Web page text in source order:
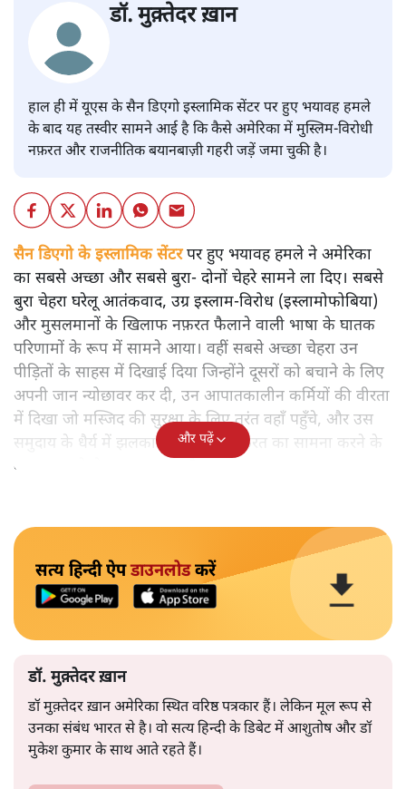
डॉ. मुक़्तेदर ख़ान
हाल ही में यूएस के सैन डिएगो इस्लामिक सेंटर पर हुए भयावह हमले
के बाद यह तस्वीर सामने आई है कि कैसे अमेरिका में मुस्लिम-विरोधी
नफ़रत और राजनीतिक बयानबाज़ी गहरी जड़ें जमा चुकी है।
सैन डिएगो के इस्लामिक सेंटरपर हुए भयावह हमले ने अमेरिका
का सबसे अच्छा और सबसे बुरा- दोनों चेहरे सामने ला दिए। सबसे
बुरा चेहरा घरेलू आतंकवाद, उग्र इस्लाम-विरोध (इस्लामोफोबिया)
और मुसलमानों के खिलाफ नफ़रत फैलाने वाली भाषा के घातक
परिणामों के रूप में सामने आया। वहीं सबसे अच्छा चेहरा उन
पीड़ितों के साहस में दिखाई दिया जिन्होंने दूसरों को बचाने के लिए
अपनी जान न्योछावर कर दी, उन आपातकालीन कर्मियों की वीरता
में दिखा जो मस्जिद की सुरक्षा के लिए तुरंत वहाँ पहुँचे, और उस
समुदाय के धैर्य में झलका जो लगातार नफ़रत का सामना करने के
बावजूद टूटने से इनकार करता है।
और पढ़ें
सत्य हिन्दी ऐपडाउनलोडकरें
डॉ. मुक़्तेदर ख़ान
डॉ मुक़्तेदर ख़ान अमेरिका स्थित वरिष्ठ पत्रकार हैं। लेकिन मूल रूप से
उनका संबंध भारत से है। वो सत्य हिन्दी के डिबेट में आशुतोष और डॉ
मुकेश कुमार के साथ आते रहते हैं।